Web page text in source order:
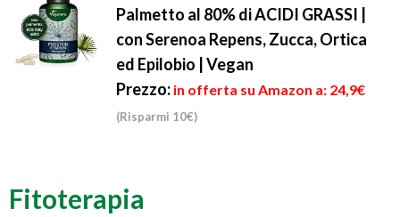
Palmetto al 80% di ACIDI GRASSI |
con Serenoa Repens, Zucca, Ortica
ed Epilobio | Vegan
Prezzo: in offerta su Amazon a: 24,9€
(Risparmi 10€)
Fitoterapia